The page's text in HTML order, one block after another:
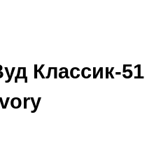
Классик-51